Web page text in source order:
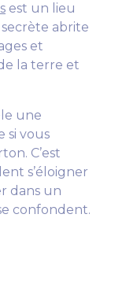
est un lieu
abrite
et
la terre et
une
si vous
C’est
s’éloigner
dans un
confondent.